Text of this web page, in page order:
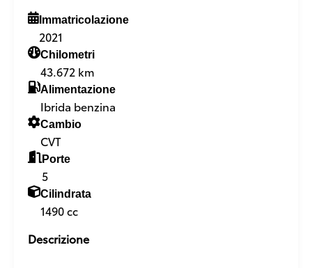
Immatricolazione
2021
Chilometri
43.672 km
Alimentazione
Ibrida benzina
Cambio
CVT
Porte
5
Cilindrata
1490 cc
Descrizione